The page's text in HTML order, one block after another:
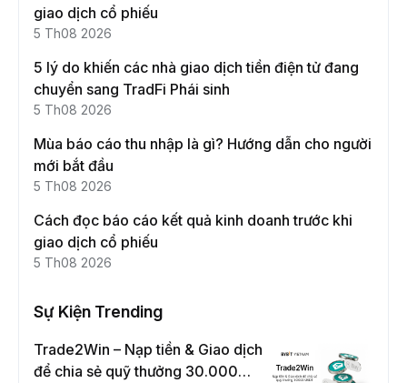
giao dịch cổ phiếu
5 Th08 2026
5 lý do khiến các nhà giao dịch tiền điện tử đang
chuyển sang TradFi Phái sinh
5 Th08 2026
Mùa báo cáo thu nhập là gì? Hướng dẫn cho người
mới bắt đầu
5 Th08 2026
Cách đọc báo cáo kết quả kinh doanh trước khi
giao dịch cổ phiếu
5 Th08 2026
Sự Kiện Trending
Trade2Win – Nạp tiền & Giao dịch
để chia sẻ quỹ thưởng 30.000